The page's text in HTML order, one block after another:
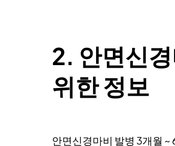
2. 안면신
위한 정보
안면신경마비 발병 3개월 ~